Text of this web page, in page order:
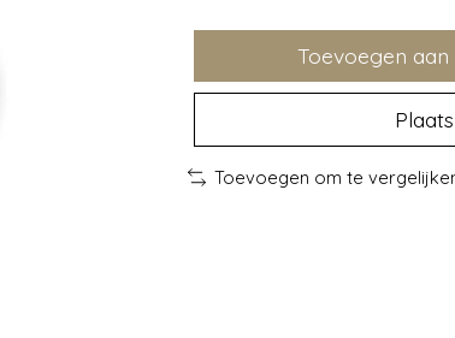
Toevoegen
Toevoegen om te